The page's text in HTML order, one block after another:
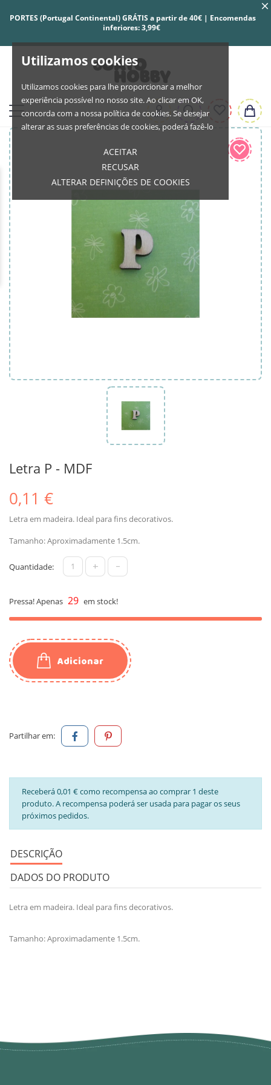
Utilizamos cookies
Utilizamos cookies para lhe proporcionar a melhor
experiência possível no nosso site. Ao clicar em OK,
concorda com a nossa política de cookies. Se desejar
alterar as suas preferências de cookies, poderá fazê-lo
ACEITAR
RECUSAR
ALTERAR DEFINIÇÕES DE COOKIES
PORTES (Portugal Continental) GRÁTIS a partir de 40€ | Encomendas
inferiores: 3,99€
Letra P - MDF
0,11 €
Letra em madeira. Ideal para fins decorativos.
Tamanho: Aproximadamente 1.5cm.
Quantidade: + -
Pressa! Apenas 29 em stock!
Adicionar
Partilhar em:
Receberá 0,01 € como recompensa ao comprar 1 deste
produto. A recompensa poderá ser usada para pagar os seus
próximos pedidos.
DESCRIÇÃO
DADOS DO PRODUTO
Letra em madeira. Ideal para fins decorativos.
Tamanho: Aproximadamente 1.5cm.